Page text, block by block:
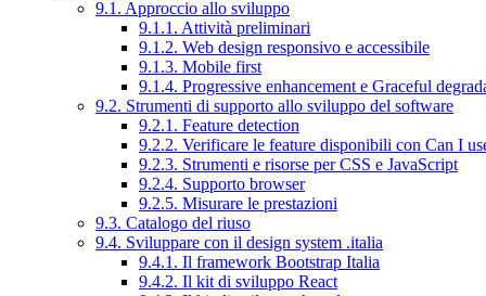
9.1. Approccio allo sviluppo
9.1.1. Attività preliminari
9.1.2. Web design responsivo e accessibile
9.1.3. Mobile first
9.1.4. Progressive enhancement e Graceful
9.2. Strumenti di supporto allo sviluppo del software
9.2.1. Feature detection
9.2.2. Verificare le feature disponibili con Can I
9.2.3. Strumenti e risorse per CSS e JavaScript
9.2.4. Supporto browser
9.2.5. Misurare le prestazioni
9.3. Catalogo del riuso
9.4. Sviluppare con il design system .italia
9.4.1. Il framework Bootstrap Italia
9.4.2. Il kit di sviluppo React